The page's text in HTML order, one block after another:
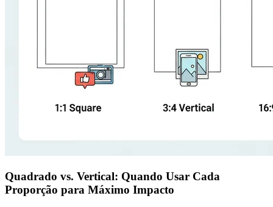
Quadrado vs. Vertical: Quando Usar Cada
Proporção para Máximo Impacto